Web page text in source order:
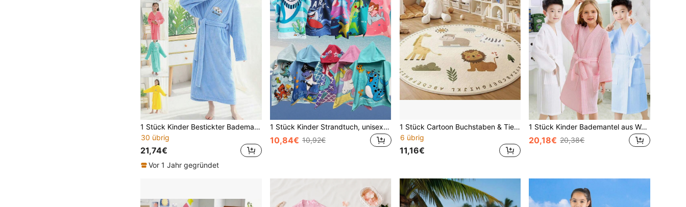
1 Stück Kinder Bestickter Bademantel, Kinder Kapuzen Bademantel, 96cm Länge, Korallen Fleece Nachtwäsche, Super weich saugfähig und warm, geeignet für Badezimmer, Schlafzimmer, Schwimmbad, ideal als Geburtstagsgeschenk, Urlaubsgeschenk, Bademäntel, Badezimmer Accessoires, Valentinstag Geschenke
30 übrig
21,74€
Vor 1 Jahr gegründet
1 Stück Kinder Strandtuch, unisex Meerjungfrau Kapuzenbadetuch, Kleinkind Pooltuch für 3-6 Jahre
10,84€ 10,92€
1 Stück Cartoon Buchstaben & Tier Muster dekorativer Teppich, französisch cremefarbener Ins eleganter runder Teppich, dekorativer Teppich, Bodenvorlage Kinderbett Matte, geeignet für Wohnzimmer, Schlafzimmer, Arbeitszimmer, warme Wohndekoration Atmosphäre Teppich, weich, neu, schmutzabweisend, mit hellblauer Schleife als Hauptkörper, kombiniert mit welligen Kanten und sanftem englischem Slogan
6 übrig
11,16€
1 Stück Kinder Bademantel aus Waffelmaterial, weich und saugfähig Kimono Bademantel für Kinder zum Schwimmen und Baden im Frühling/Sommer, locker geschnitten, weiß/rosa/blau, Badezimmer- und Heimessenzen für den Sommer, Urlaub
20,18€ 20,38€